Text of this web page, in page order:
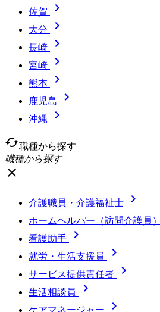
佐賀 
大分 
長崎 
宮崎 
熊本 
鹿児島 
沖縄

cached職種から探す
職種から探す
close
介護職員・介護福祉士 
ホームヘルパー（訪問介護員）
看護助手 
就労・生活支援員 
サービス提供責任者 
生活相談員 
ケアマネージャー 